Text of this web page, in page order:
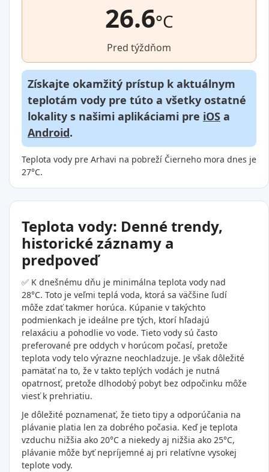
26.6°C
Pred týždňom
Získajte okamžitý prístup k aktuálnym
teplotám vody pre túto a všetky ostatné
lokality s našimi aplikáciami pre iOS a
Android.
Teplota vody pre Arhavi na pobreží Čierneho mora dnes je
27°C.
Teplota vody: Denné trendy,
historické záznamy a
predpoveď
✅ K dnešnému dňu je minimálna teplota vody nad
28°C. Toto je veľmi teplá voda, ktorá sa väčšine ľudí
môže zdať takmer horúca. Kúpanie v takýchto
podmienkach je ideálne pre tých, ktorí hľadajú
relaxáciu a pohodlie vo vode. Tieto vody sú často
preferované pre oddych v horúcom počasí, pretože
teplota vody telo výrazne neochladzuje. Je však dôležité
pamätať na to, že v takto teplých vodách je nutná
opatrnosť, pretože dlhodobý pobyt bez odpočinku môže
viesť k prehriatiu.
Je dôležité poznamenať, že tieto tipy a odporúčania na
plávanie platia len za dobrého počasia. Keď je teplota
vzduchu nižšia ako 20°C a niekedy aj nižšia ako 25°C,
plávanie môže byť nepríjemné aj pri relatívne vysokej
teplote vody.